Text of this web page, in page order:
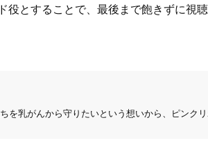
とすることで、最後まで飽きずに視
乳がんから守りたいという想いから、ピンクリ